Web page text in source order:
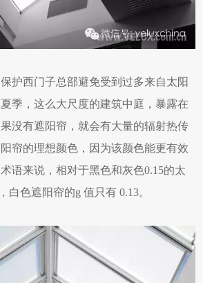
护西门子总部避免受到过多来自太阳
季，这么大尺度的建筑中庭，暴露在
没有遮阳帘，就会有大量的辐射热传
帘的理想颜色，因为该颜色能更有效
语来说，相对于黑色和灰色0.15的太
白色遮阳帘的g 值只有 0.13。